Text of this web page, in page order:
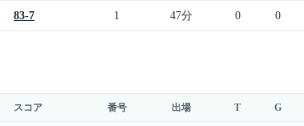
83-7 1 47分 0 0
スコア 番号 出場 T G